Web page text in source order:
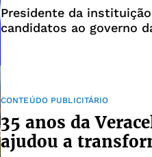
Presidente da
candidatos ao governo
CONTEÚDO PUBLICITÁRIO
35 anos da
ajudou a